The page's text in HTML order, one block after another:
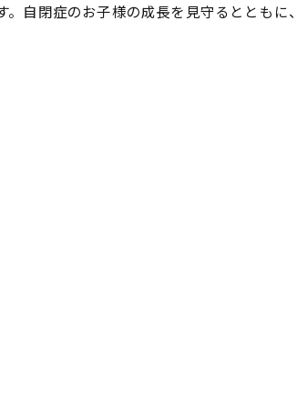
自閉症のお子様の成長を見守るととも